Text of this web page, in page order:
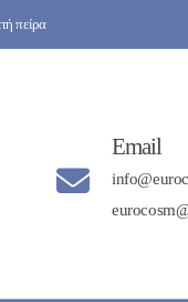
πείρα
Email